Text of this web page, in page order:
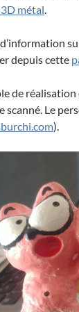
métal.
depuis cette
de réalisation
Le
).